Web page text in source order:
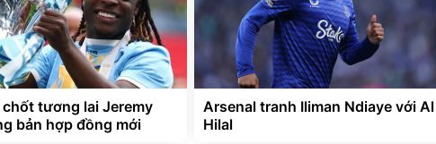
tương lai Jeremy
bản hợp đồng mới
Arsenal tranh Iliman Ndiaye với Al
Hilal